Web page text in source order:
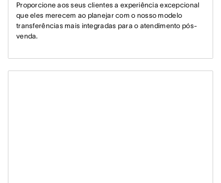
Proporcione aos seus clientes a experiência excepcional
que eles merecem ao planejar com o nosso modelo
transferências mais integradas para o atendimento pós-
venda.